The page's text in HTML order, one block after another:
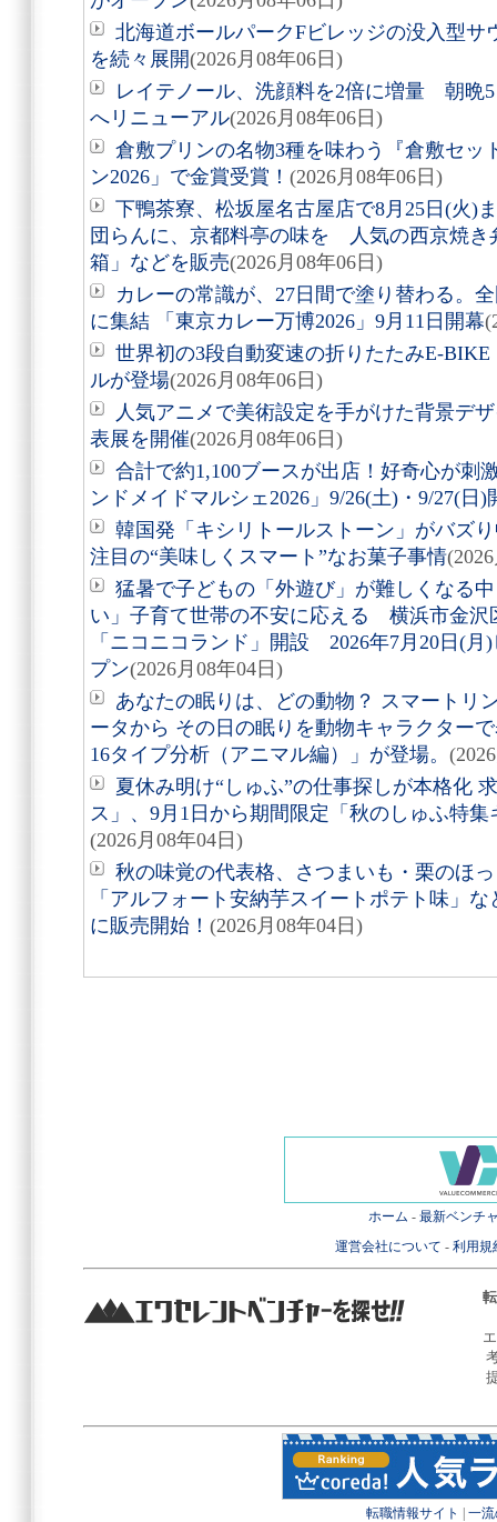
北海道ボールパークFビレッジの没入型サ
を続々展開(2026月08年06日)
レイテノール、洗顔料を2倍に増量 朝晩
へリニューアル(2026月08年06日)
倉敷プリンの名物3種を味わう『倉敷セッ
ン2026」で金賞受賞！ (2026月08年06日)
下鴨茶寮、松坂屋名古屋店で8月25日(火)
団らんに、京都料亭の味を 人気の西京焼き
箱」などを販売(2026月08年06日)
カレーの常識が、27日間で塗り替わる。
に集結 「東京カレー万博2026」9月11日開幕
世界初の3段自動変速の折りたたみE-
ルが登場(2026月08年06日)
人気アニメで美術設定を手がけた背景デ
表展を開催(2026月08年06日)
合計で約1,100ブースが出店！好奇心が
ンドメイドマルシェ2026」9/26(土)・9/27(日)
韓国発「キシリトールストーン」がバズ
注目の“美味しくスマート”なお菓子事情
猛暑で子どもの「外遊び」が難しくなる
い」子育て世帯の不安に応える 横浜市金沢
「ニコニコランド」開設 2026年7月20日(
プン(2026月08年04日)
あなたの眠りは、どの動物？ スマートリ
ータから その日の眠りを動物キャラクター
16タイプ分析（アニマル編）」が登場。
夏休み明け“しゅふ”の仕事探しが本格化
ス」、9月1日から期間限定「秋のしゅふ特
(2026月08年04日)
秋の味覚の代表格、さつまいも・栗のほ
「アルフォート安納芋スイートポテト味」
に販売開始！ (2026月08年04日)
ホーム - 最新ベンチ
運営会社について - 利用規
転職情報サイト 一